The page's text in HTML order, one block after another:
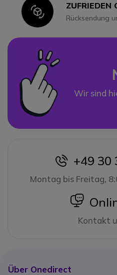
IconZUFRIEDEN
Rücksendung
Wir sind
icon
+49 30
Montag bis Freitag,
icon
Kontakt
Über Onedirect